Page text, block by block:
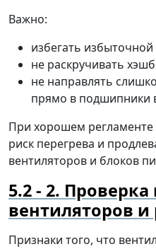
Важно:
избегать
не раскручивать
не направлять
прямо в подшипники
При хорошем регламенте
риск перегрева и
вентиляторов и блоков
2. Проверка
вентиляторов
Признаки того, что